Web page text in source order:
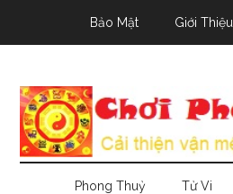
Bảo Mật Giới Thiệu
Phong Thuỷ Tử Vi